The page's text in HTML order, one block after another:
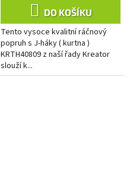
DO KOŠÍKU
Tento vysoce kvalitní ráčnový
popruh s J-háky ( kurtna )
KRTH40809 z naší řady Kreator
slouží k...